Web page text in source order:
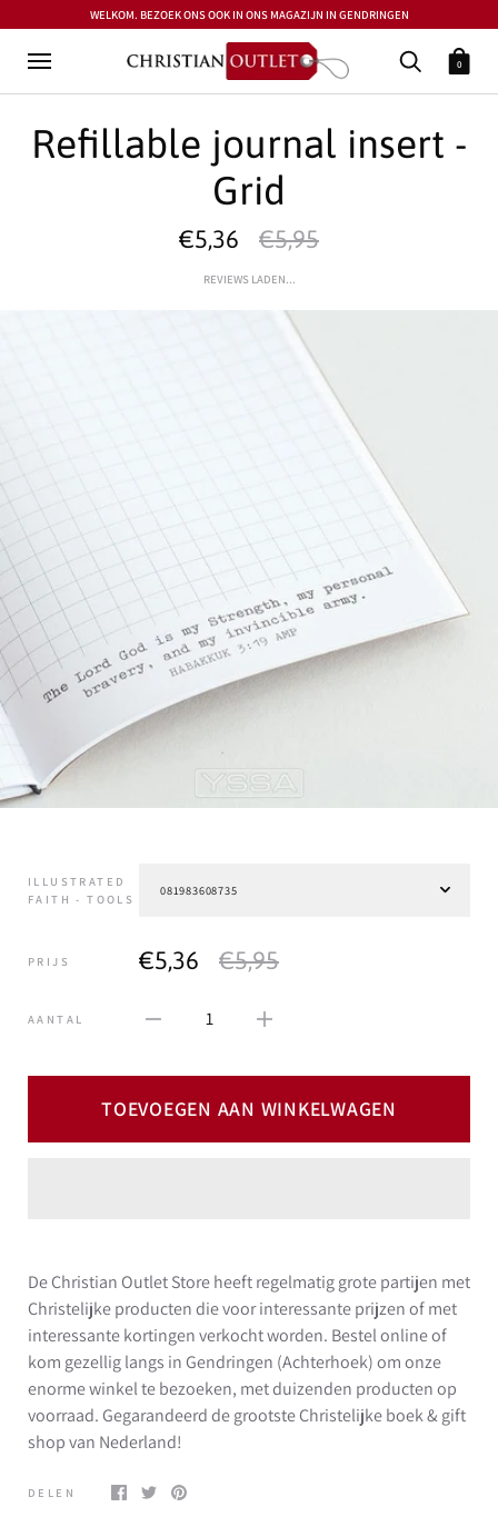
WELKOM. BEZOEK ONS OOK IN ONS MAGAZIJN IN GENDRINGEN
0
Refillable journal insert -
Grid
€5,36 €5,95
REVIEWS LADEN...
ILLUSTRATED
FAITH - TOOLS
PRIJS €5,36 €5,95
AANTAL 1
TOEVOEGEN AAN WINKELWAGEN
De Christian Outlet Store heeft regelmatig grote partijen met
Christelijke producten die voor interessante prijzen of met
interessante kortingen verkocht worden. Bestel online of
kom gezellig langs in Gendringen (Achterhoek) om onze
enorme winkel te bezoeken, met duizenden producten op
voorraad. Gegarandeerd de grootste Christelijke boek & gift
shop van Nederland!
DELEN